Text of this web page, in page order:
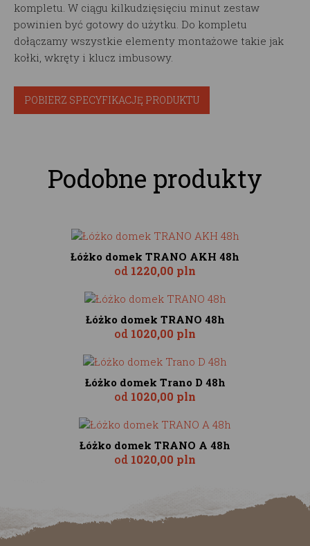
kompletu. W ciągu kilkudzięsięciu minut zestaw
powinien być gotowy do użytku. Do kompletu
dołączamy wszystkie elementy montażowe takie jak
kołki, wkręty i klucz imbusowy.
POBIERZ SPECYFIKACJĘ PRODUKTU
Podobne produkty
Łóżko domek TRANO AKH 48h
od 1220,00 pln
Łóżko domek TRANO 48h
od 1020,00 pln
Łóżko domek Trano D 48h
od 1020,00 pln
Łóżko domek TRANO A 48h
od 1020,00 pln